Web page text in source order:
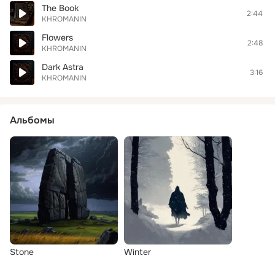
The Book
KHROMANIN
2:44
Flowers
KHROMANIN
2:48
Dark Astra
KHROMANIN
3:16
Альбомы
Stone Winter